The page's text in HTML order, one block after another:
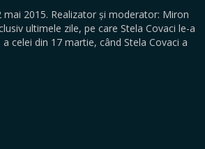
mai 2015. Realizator și moderator: Miron
ultimele zile, pe care Stela Covaci le-a
celei din 17 martie, când Stela Covaci a